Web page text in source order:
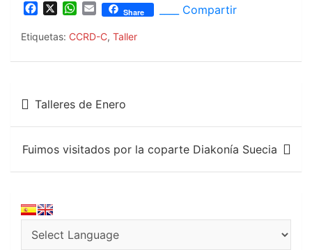
c
b
k
W
a
s
p
E
a
l
Share ____ Compartir
Etiquetas: CCRD-C, Taller
Navegación
de
entradas
Talleres de Enero
Fuimos visitados por la coparte Diakonía Suecia